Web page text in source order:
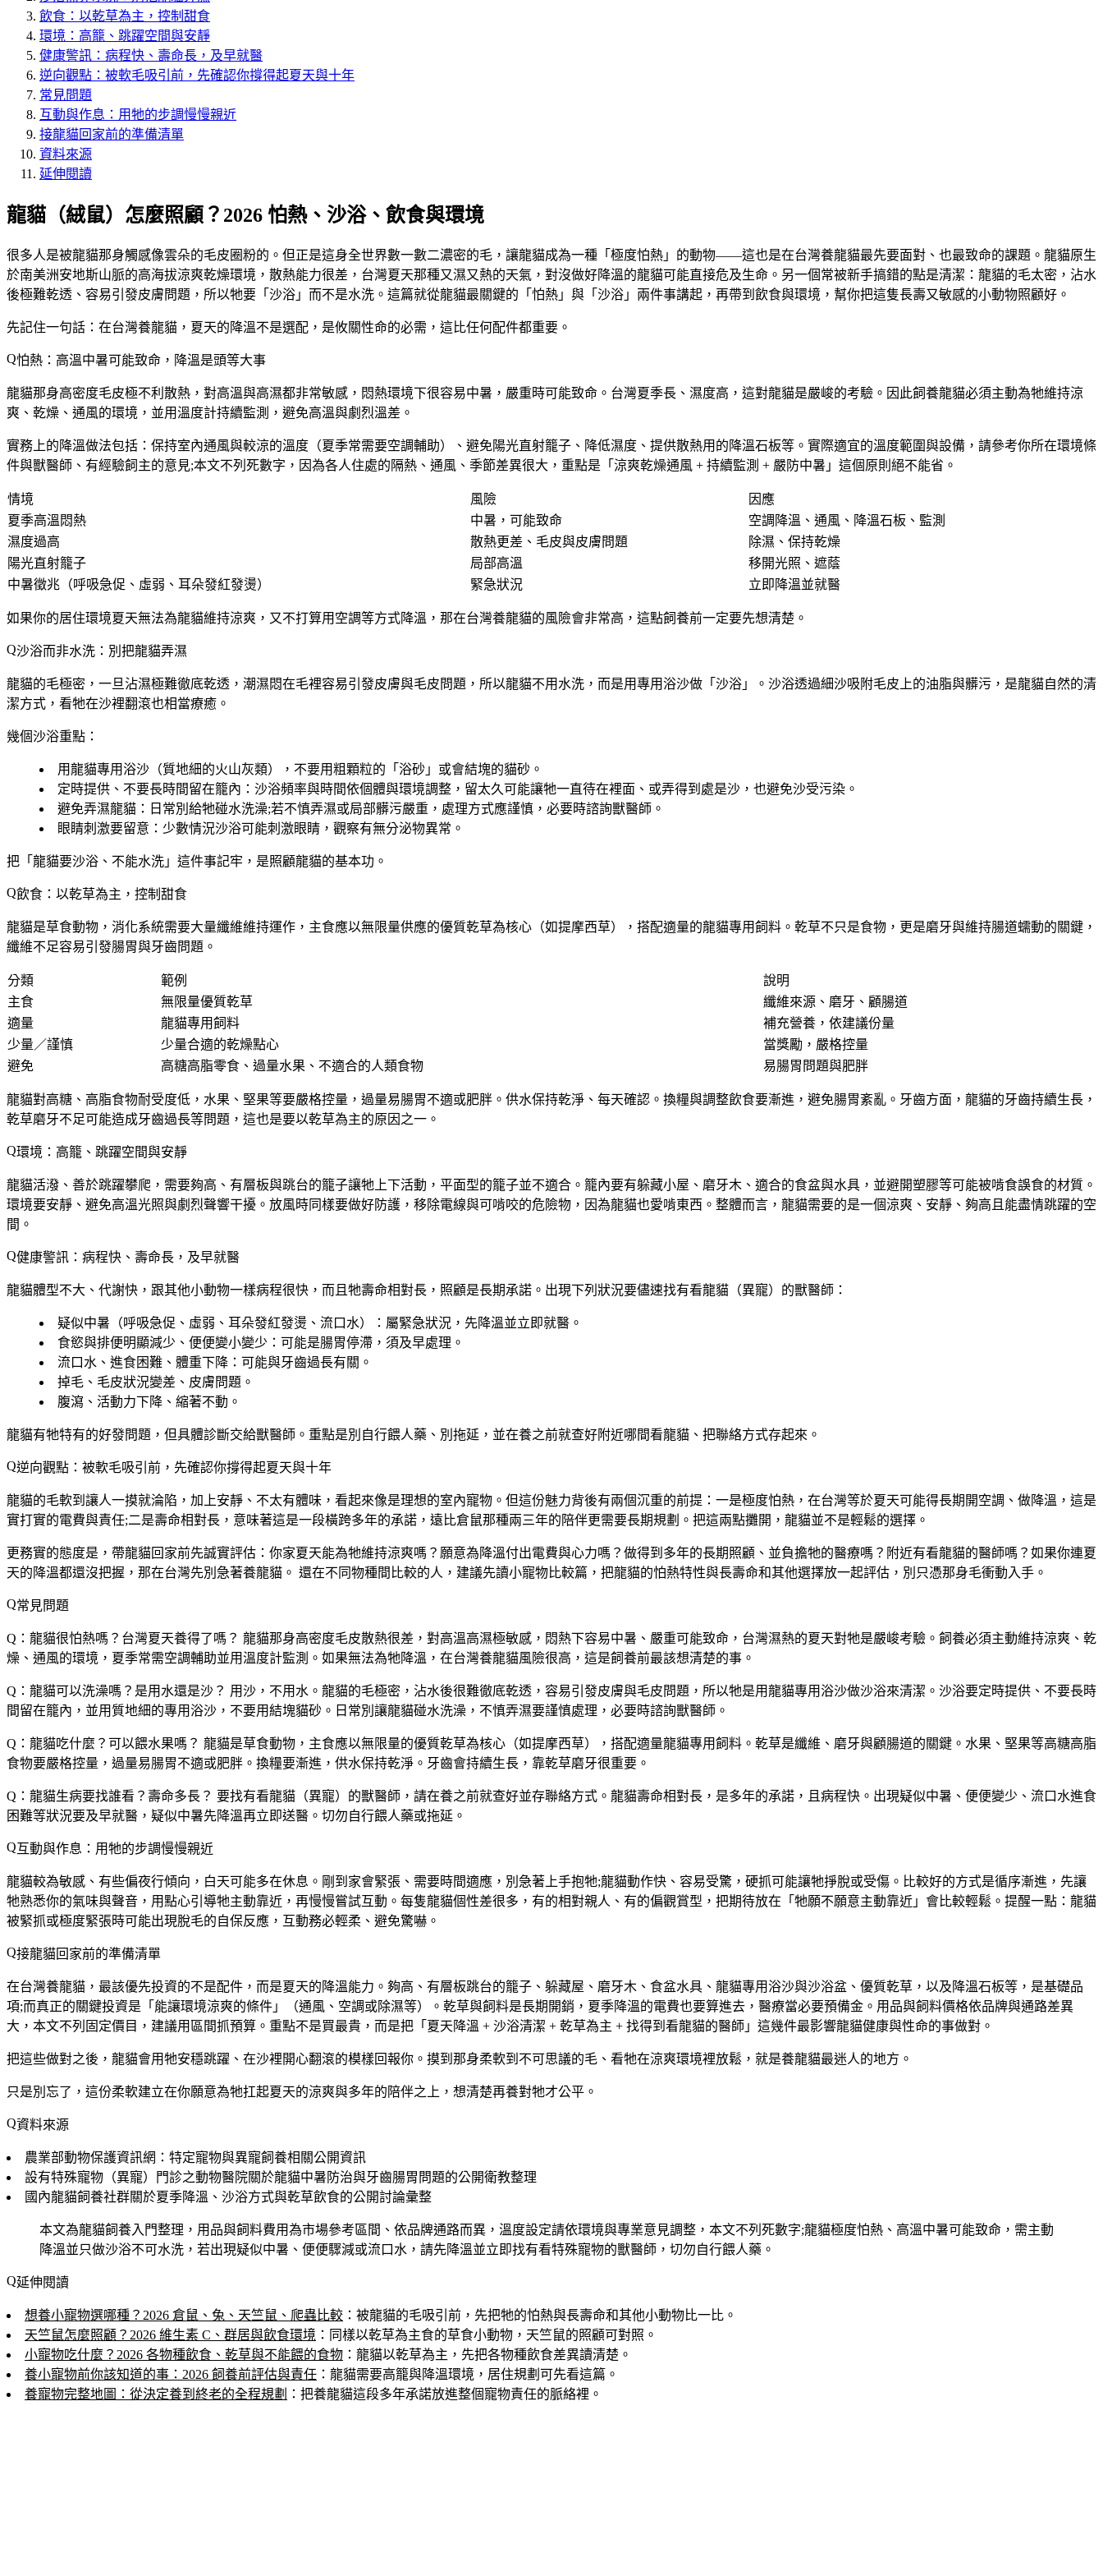
飲食：以乾草為主，控制甜食
環境：高籠、跳躍空間與安靜
健康警訊：病程快、壽命長，及早就醫
逆向觀點：被軟毛吸引前，先確認你撐得起夏天與十年
常見問題
互動與作息：用牠的步調慢慢親近
接龍貓回家前的準備清單
資料來源
延伸閱讀
龍貓（絨鼠）怎麼照顧？2026 怕熱、沙浴、飲食與環境
很多人是被龍貓那身觸感像雲朵的毛皮圈粉的。但正是這身全世界數一數二濃密的毛，讓龍貓成為一種「極度怕熱」的動物——這也是在台灣養龍貓最先要面對、也最致命的課題。龍貓原生
於南美洲安地斯山脈的高海拔涼爽乾燥環境，散熱能力很差，台灣夏天那種又濕又熱的天氣，對沒做好降溫的龍貓可能直接危及生命。另一個常被新手搞錯的點是清潔：龍貓的毛太密，沾水
後極難乾透、容易引發皮膚問題，所以牠要「沙浴」而不是水洗。這篇就從龍貓最關鍵的「怕熱」與「沙浴」兩件事講起，再帶到飲食與環境，幫你把這隻長壽又敏感的小動物照顧好。
先記住一句話：在台灣養龍貓， 夏天的降溫不是選配，是攸關性命的必需 ，這比任何配件都重要。
怕熱：高溫中暑可能致命，降溫是頭等大事
龍貓那身高密度毛皮極不利散熱，對高溫與高濕都非常敏感，悶熱環境下很容易中暑，嚴重時可能致命。台灣夏季長、濕度高，這對龍貓是嚴峻的考驗。因此飼養龍貓必須主動為牠維持涼
爽、乾燥、通風的環境，並用溫度計持續監測，避免高溫與劇烈溫差。
實務上的降溫做法包括：保持室內通風與較涼的溫度（夏季常需要空調輔助）、避免陽光直射籠子、降低濕度、提供散熱用的降溫石板等。實際適宜的溫度範圍與設備，請參考你所在環境條
件與獸醫師、有經驗飼主的意見;本文不列死數字，因為各人住處的隔熱、通風、季節差異很大，重點是「涼爽乾燥通風 + 持續監測 + 嚴防中暑」這個原則絕不能省。
情境 風險
因應
夏季高溫悶熱
中暑，可能致命
空調降溫、通風、降溫石板、監測
濕度過高
散熱更差、毛皮與皮膚問題
除濕、保持乾燥
陽光直射籠子
局部高溫
移開光照、遮蔭
中暑徵兆（呼吸急促、虛弱、耳朵發紅發燙）
緊急狀況 立即降溫並就醫
如果你的居住環境夏天無法為龍貓維持涼爽，又不打算用空調等方式降溫，那在台灣養龍貓的風險會非常高，這點飼養前一定要先想清楚。
沙浴而非水洗：別把龍貓弄濕
龍貓的毛極密，一旦沾濕極難徹底乾透，潮濕悶在毛裡容易引發皮膚與毛皮問題，所以龍貓不用水洗，而是用專用浴沙做「沙浴」
。沙浴透過細沙吸附毛皮上的油脂與髒污，是龍貓自然的清
潔方式，看牠在沙裡翻滾也相當療癒。
幾個沙浴重點：
用龍貓專用浴沙 （質地細的火山灰類），不要用粗顆粒的「浴砂」或會結塊的貓砂。
定時提供、不要長時間留在籠內 ：沙浴頻率與時間依個體與環境調整，留太久可能讓牠一直待在裡面、或弄得到處是沙，也避免沙受污染。
避免弄濕龍貓 ：日常別給牠碰水洗澡;若不慎弄濕或局部髒污嚴重，處理方式應謹慎，必要時諮詢獸醫師。
眼睛刺激要留意 ：少數情況沙浴可能刺激眼睛，觀察有無分泌物異常。
把「龍貓要沙浴、不能水洗」這件事記牢，是照顧龍貓的基本功。
飲食：以乾草為主，控制甜食
龍貓是草食動物，消化系統需要大量纖維維持運作， 主食應以無限量供應的優質乾草為核心 （如提摩西草），搭配適量的龍貓專用飼料。乾草不只是食物，更是磨牙與維持腸道蠕動的關鍵，
纖維不足容易引發腸胃與牙齒問題。
分類 範例
說明
主食
無限量優質乾草
纖維來源、磨牙、顧腸道
適量
龍貓專用飼料
補充營養，依建議份量
少量／謹慎
少量合適的乾燥點心
當獎勵，嚴格控量
避免
高糖高脂零食、過量水果、不適合的人類食物 易腸胃問題與肥胖
龍貓對高糖、高脂食物耐受度低，水果、堅果等要嚴格控量，過量易腸胃不適或肥胖。供水保持乾淨、每天確認。換糧與調整飲食要漸進，避免腸胃紊亂。牙齒方面，龍貓的牙齒持續生長，
乾草磨牙不足可能造成牙齒過長等問題，這也是要以乾草為主的原因之一。
環境：高籠、跳躍空間與安靜
龍貓活潑、善於跳躍攀爬，需要夠高、有層板與跳台的籠子讓牠上下活動，平面型的籠子並不適合。籠內要有躲藏小屋、磨牙木、適合的食盆與水具，並避開塑膠等可能被啃食誤食的材質。
環境要安靜、避免高溫光照與劇烈聲響干擾。放風時同樣要做好防護，移除電線與可啃咬的危險物，因為龍貓也愛啃東西。整體而言，龍貓需要的是一個涼爽、安靜、夠高且能盡情跳躍的空
間。
健康警訊：病程快、壽命長，及早就醫
龍貓體型不大、代謝快，跟其他小動物一樣病程很快，而且牠壽命相對長，照顧是長期承諾。出現下列狀況要儘速找有看龍貓（異寵）的獸醫師：
疑似中暑 （呼吸急促、虛弱、耳朵發紅發燙、流口水）：屬緊急狀況，先降溫並立即就醫。
食慾與排便明顯減少、便便變小變少 ：可能是腸胃停滯，須及早處理。
流口水、進食困難、體重下降 ：可能與牙齒過長有關。
掉毛、毛皮狀況變差、皮膚問題 。
腹瀉、活動力下降、縮著不動 。
龍貓有牠特有的好發問題，但具體診斷交給獸醫師。重點是別自行餵人藥、別拖延，並在養之前就查好附近哪間看龍貓、把聯絡方式存起來。
逆向觀點：被軟毛吸引前，先確認你撐得起夏天與十年
龍貓的毛軟到讓人一摸就淪陷，加上安靜、不太有體味，看起來像是理想的室內寵物。但這份魅力背後有兩個沉重的前提：一是極度怕熱，在台灣等於夏天可能得長期開空調、做降溫，這是
實打實的電費與責任;二是壽命相對長，意味著這是一段橫跨多年的承諾，遠比倉鼠那種兩三年的陪伴更需要長期規劃。把這兩點攤開，龍貓並不是輕鬆的選擇。
更務實的態度是，帶龍貓回家前先誠實評估：你家夏天能為牠維持涼爽嗎？願意為降溫付出電費與心力嗎？做得到多年的長期照顧、並負擔牠的醫療嗎？附近有看龍貓的醫師嗎？ 如果你連夏
天的降溫都還沒把握，那在台灣先別急著養龍貓。 還在不同物種間比較的人，建議先讀小寵物比較篇，把龍貓的怕熱特性與長壽命和其他選擇放一起評估，別只憑那身毛衝動入手。
常見問題
Q：龍貓很怕熱嗎？台灣夏天養得了嗎？ 龍貓那身高密度毛皮散熱很差，對高溫高濕極敏感，悶熱下容易中暑、嚴重可能致命，台灣濕熱的夏天對牠是嚴峻考驗。飼養必須主動維持涼爽、乾
燥、通風的環境，夏季常需空調輔助並用溫度計監測。如果無法為牠降溫，在台灣養龍貓風險很高，這是飼養前最該想清楚的事。
Q：龍貓可以洗澡嗎？是用水還是沙？ 用沙，不用水。龍貓的毛極密，沾水後很難徹底乾透，容易引發皮膚與毛皮問題，所以牠是用龍貓專用浴沙做沙浴來清潔。沙浴要定時提供、不要長時
間留在籠內，並用質地細的專用浴沙，不要用結塊貓砂。日常別讓龍貓碰水洗澡，不慎弄濕要謹慎處理，必要時諮詢獸醫師。
Q：龍貓吃什麼？可以餵水果嗎？ 龍貓是草食動物，主食應以無限量的優質乾草為核心（如提摩西草），搭配適量龍貓專用飼料。乾草是纖維、磨牙與顧腸道的關鍵。水果、堅果等高糖高脂
食物要嚴格控量，過量易腸胃不適或肥胖。換糧要漸進，供水保持乾淨。牙齒會持續生長，靠乾草磨牙很重要。
Q：龍貓生病要找誰看？壽命多長？ 要找有看龍貓（異寵）的獸醫師，請在養之前就查好並存聯絡方式。龍貓壽命相對長，是多年的承諾，且病程快。出現疑似中暑、便便變少、流口水進食
困難等狀況要及早就醫，疑似中暑先降溫再立即送醫。切勿自行餵人藥或拖延。
互動與作息：用牠的步調慢慢親近
龍貓較為敏感、有些偏夜行傾向，白天可能多在休息。剛到家會緊張、需要時間適應，別急著上手抱牠;龍貓動作快、容易受驚，硬抓可能讓牠掙脫或受傷。比較好的方式是循序漸進，先讓
牠熟悉你的氣味與聲音，用點心引導牠主動靠近，再慢慢嘗試互動。每隻龍貓個性差很多，有的相對親人、有的偏觀賞型，把期待放在「牠願不願意主動靠近」會比較輕鬆。提醒一點：龍貓
被緊抓或極度緊張時可能出現脫毛的自保反應，互動務必輕柔、避免驚嚇。
接龍貓回家前的準備清單
在台灣養龍貓，最該優先投資的不是配件，而是夏天的降溫能力。夠高、有層板跳台的籠子、躲藏屋、磨牙木、食盆水具、龍貓專用浴沙與沙浴盆、優質乾草，以及降溫石板等，是基礎品
項;而真正的關鍵投資是「能讓環境涼爽的條件」（通風、空調或除濕等）。乾草與飼料是長期開銷，夏季降溫的電費也要算進去，醫療當必要預備金。用品與飼料價格依品牌與通路差異
大，本文不列固定價目，建議用區間抓預算。重點不是買最貴，而是把「夏天降溫 + 沙浴清潔 + 乾草為主 + 找得到看龍貓的醫師」這幾件最影響龍貓健康與性命的事做對。
把這些做對之後，龍貓會用牠安穩跳躍、在沙裡開心翻滾的模樣回報你。摸到那身柔軟到不可思議的毛、看牠在涼爽環境裡放鬆，就是養龍貓最迷人的地方。
只是別忘了，這份柔軟建立在你願意為牠扛起夏天的涼爽與多年的陪伴之上，想清楚再養對牠才公平。
資料來源
農業部動物保護資訊網：特定寵物與異寵飼養相關公開資訊
設有特殊寵物（異寵）門診之動物醫院關於龍貓中暑防治與牙齒腸胃問題的公開衛教整理
國內龍貓飼養社群關於夏季降溫、沙浴方式與乾草飲食的公開討論彙整
本文為龍貓飼養入門整理，用品與飼料費用為市場參考區間、依品牌通路而異，溫度設定請依環境與專業意見調整，本文不列死數字;龍貓極度怕熱、高溫中暑可能致命，需主動
降溫並只做沙浴不可水洗，若出現疑似中暑、便便驟減或流口水，請先降溫並立即找有看特殊寵物的獸醫師，切勿自行餵人藥。
延伸閱讀
想養小寵物選哪種？2026 倉鼠、兔、天竺鼠、爬蟲比較 ：被龍貓的毛吸引前，先把牠的怕熱與長壽命和其他小動物比一比。
天竺鼠怎麼照顧？2026 維生素 C、群居與飲食環境 ：同樣以乾草為主食的草食小動物，天竺鼠的照顧可對照。
小寵物吃什麼？2026 各物種飲食、乾草與不能餵的食物 ：龍貓以乾草為主，先把各物種飲食差異讀清楚。
養小寵物前你該知道的事：2026 飼養前評估與責任 ：龍貓需要高籠與降溫環境，居住規劃可先看這篇。
養寵物完整地圖：從決定養到終老的全程規劃 ：把養龍貓這段多年承諾放進整個寵物責任的脈絡裡。